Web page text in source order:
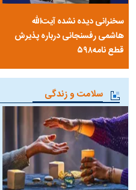
سخنرانی دیده نشده آیت‌الله
هاشمی رفسنجانی درباره پذیرش
قطع نامه۵۹۸
سلامت و زندگی